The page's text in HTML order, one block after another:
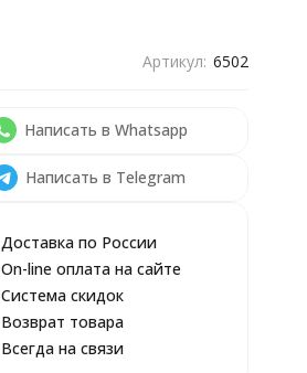
Артикул: 6502
Написать в Whatsapp
Написать в Telegram
Доставка по России
On-line оплата на сайте
Система скидок
Возврат товара
Всегда на связи